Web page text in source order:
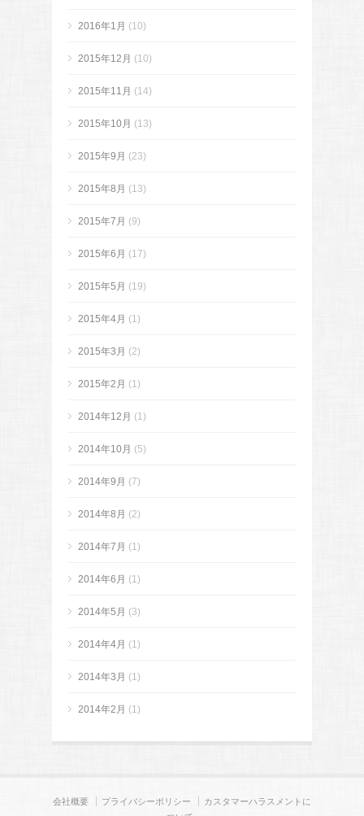
2016年1月 (10)
2015年12月 (10)
2015年11月 (14)
2015年10月 (13)
2015年9月 (23)
2015年8月 (13)
2015年7月 (9)
2015年6月 (17)
2015年5月 (19)
2015年4月 (1)
2015年3月 (2)
2015年2月 (1)
2014年12月 (1)
2014年10月 (5)
2014年9月 (7)
2014年8月 (2)
2014年7月 (1)
2014年6月 (1)
2014年5月 (3)
2014年4月 (1)
2014年3月 (1)
2014年2月 (1)
会社概要 プライバシーポリシー
カスタマーハラスメントに